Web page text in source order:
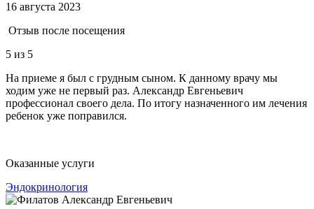
16 августа 2023
Отзыв после посещения
5 из 5
На приеме я был с грудным сыном. К данному врачу мы
ходим уже не первый раз. Александр Евгеньевич
профессионал своего дела. По итогу назначенного им лечения
ребенок уже поправился.
Оказанные услуги
Эндокринология